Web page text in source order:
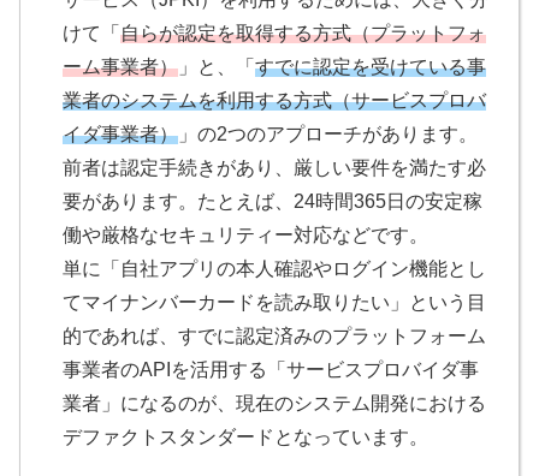
けて「 自らが認定を取得する方式（プラットフォ
ーム事業者） 」と、「 すでに認定を受けている事
業者のシステムを利用する方式（サービスプロバ
イダ事業者） 」の2つのアプローチがあります。
前者は認定手続きがあり、厳しい要件を満たす必
要があります。たとえば、24時間365日の安定稼
働や厳格なセキュリティー対応などです。
単に「自社アプリの本人確認やログイン機能とし
てマイナンバーカードを読み取りたい」という目
的であれば、すでに認定済みのプラットフォーム
事業者のAPIを活用する「サービスプロバイダ事
業者」になるのが、現在のシステム開発における
デファクトスタンダードとなっています。